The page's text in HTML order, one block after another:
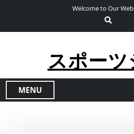
Welcome to Our
スポーツ
MENU